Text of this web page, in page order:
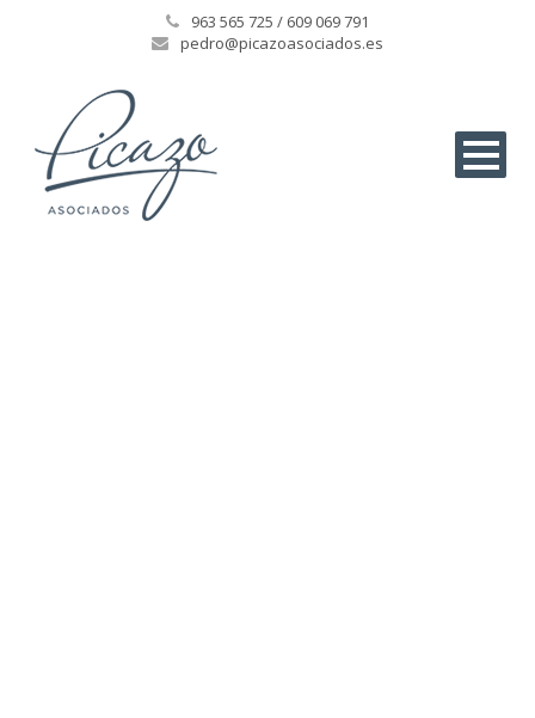
963 565 725 / 609 069 791
pedro@picazoasociados.es